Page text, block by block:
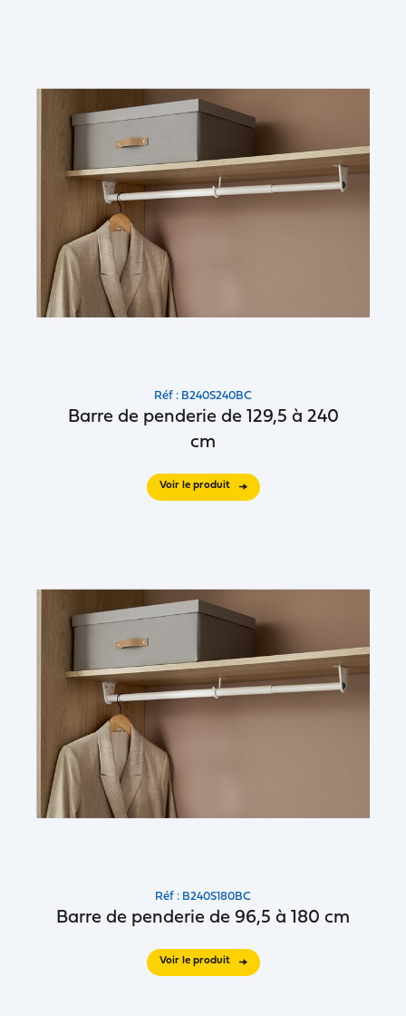
Réf : B240S240BC
Barre de penderie de 129,5 à 240
cm
Voir le produit
Réf : B240S180BC
Barre de penderie de 96,5 à 180 cm
Voir le produit